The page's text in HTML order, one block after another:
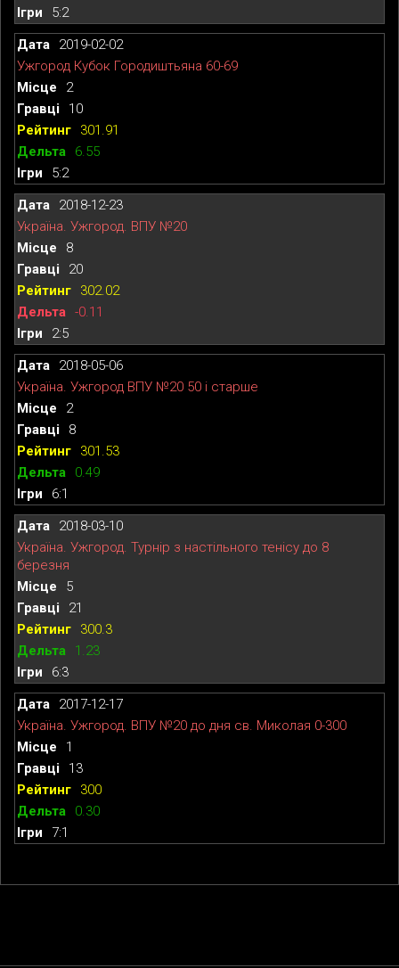
5:2
2019-02-02
Ужгород Кубок Городиштьяна 60-69
2
10
301.91
6.55
5:2
2018-12-23
Україна. Ужгород. ВПУ №20
8
20
302.02
-0.11
2:5
2018-05-06
Україна. Ужгород ВПУ №20 50 і старше
2
8
301.53
0.49
6:1
2018-03-10
Україна. Ужгород. Турнір з настільного тенісу до 8
березня
5
21
300.3
1.23
6:3
2017-12-17
Україна. Ужгород. ВПУ №20 до дня св. Миколая 0-300
1
13
300
0.30
7:1